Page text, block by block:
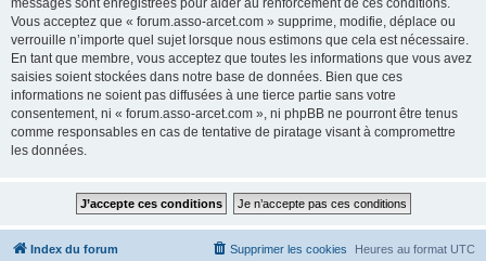
messages sont enregistrées pour aider au renforcement de ces conditions.
Vous acceptez que « forum.asso-arcet.com » supprime, modifie, déplace ou
verrouille n’importe quel sujet lorsque nous estimons que cela est nécessaire.
En tant que membre, vous acceptez que toutes les informations que vous avez
saisies soient stockées dans notre base de données. Bien que ces
informations ne soient pas diffusées à une tierce partie sans votre
consentement, ni « forum.asso-arcet.com », ni phpBB ne pourront être tenus
comme responsables en cas de tentative de piratage visant à compromettre
les données.
Index du forum Heures au format UTC
Supprimer les cookies